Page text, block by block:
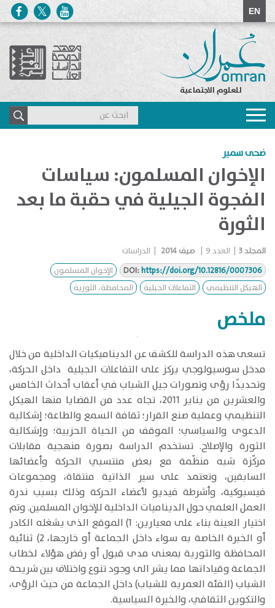
EN
للعلوم الاجتماعية
Toggle
navigation
ضحى سمير
الإخوان المسلمون: سياسات
الفجوة الجيلية في حقبة ما بعد
الثورة
المجلد3 العدد9 صيف 2014
الدراسات
DOI:https://doi.org/10.12816/0007306
الإخوان المسلمون
الهيكل التنظيمي
التفاعلات الجيلية المحافظة، الثورية
ملخص
​تسعى هذه الدراسة للكشف عن الديناميكيات الداخلية من خلال
مدخل سوسيولوجي يركز على التفاعلات الجيلية داخل الحركة،
وتحديدًا رؤى وتصورات جيل الشباب في أعقاب أحداث الخامس
والعشرين من يناير 2011، تجاه عدد من القضايا منها الهيكل
التنظيمي وعملية صنع القرار؛ ثقافة السمع والطاعة؛ إشكالية
الدعوى والسياسي؛ الموقف من الحياة الحزبية؛ وإشكالية
الثورة والإصلاح. تستخدم الدراسة بصورة منهجية مقابلات
مركّزة شبه منظّمة مع بعض منتسبي الحركة وأعضائها
السابقين، وتعتمد على سير الذاتية منتقاة، ومجموعات
فيسبوكية، وأشرطة فيديو لأعضاء الحركة وذلك بسبب ندرة
العمل العلمي حول الديناميات الداخلية للإخوان المسلمين. وتم
اختيار العينة بناء على معيارين: 1) الموقع الذى يشغله الكادر
أو الخبرة الخاصة به سواء داخل الجماعة أو خارجها، 2) ثنائية
المحافظة والثورية بمعنى مدى قبول أو رفض هؤلاء لخطاب
الجماعة وقياداتها مما يشر الى وجود تنوع واختلاف بين شريحة
الشباب (الفئة العمرية للشباب) داخل الجماعة من حيث الرؤى،
والتكوين الثقافي، والخبرة السياسية.